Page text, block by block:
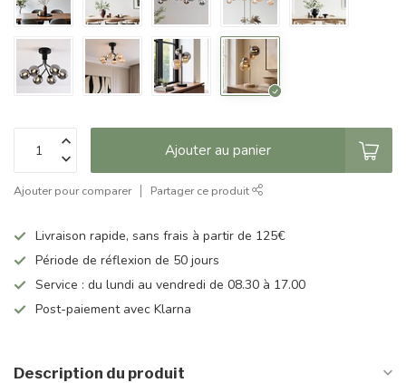
Ajouter au panier
Ajouter pour comparer Partager ce produit
Livraison rapide, sans frais à partir de 125€
Période de réflexion de 50 jours
Service : du lundi au vendredi de 08.30 à 17.00
Post-paiement avec Klarna
Description du produit